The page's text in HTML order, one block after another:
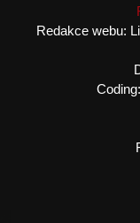
Redakce webu: